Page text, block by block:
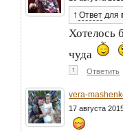
↑ Ответ для
Хотелось
чуда
↑ Ответить
vera-
17 августа